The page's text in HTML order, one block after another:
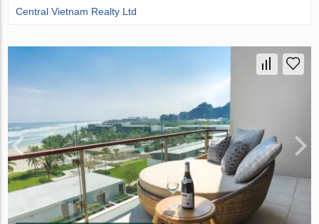
Central Vietnam Realty Ltd